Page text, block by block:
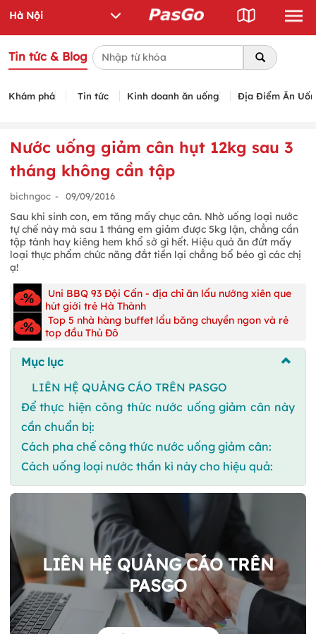
Tin tức & Blog
Khám phá Tin tức Kinh doanh ăn uống Địa Điểm Ăn
Nước uống giảm cân hụt 12kg sau 3
tháng không cần tập
bichngoc - 09/09/2016
Sau khi sinh con, em tăng mấy chục cân. Nhờ uống loại nước
tự chế này mà sau 1 tháng em giảm được 5kg lận, chẳng cần
tập tành hay kiêng hem khổ sở gì hết. Hiệu quả ăn đứt mấy
loại thực phẩm chức năng đắt tiền lại chẳng bổ béo gì các chị
ạ!
Uni BBQ 93 Đội Cấn - địa chỉ ăn lẩu nướng xiên que
hút giới trẻ Hà Thành
Top 5 nhà hàng buffet lẩu băng chuyền ngon và rẻ
top đầu Thủ Đô
Mục lục
LIÊN HỆ QUẢNG CÁO TRÊN PASGO
Để thực hiện công thức nước uống giảm cân này
cần chuẩn bị:
Cách pha chế công thức nước uống giảm cân:
Cách uống loại nước thần kì này cho hiệu quả:
LIÊN HỆ QUẢNG CÁO TRÊN
PASGO